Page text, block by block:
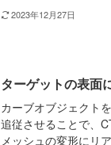
2023年12月27日
ターゲットの表面
カーブオブジェクト
追従させることで、
メッシュの変形にリ